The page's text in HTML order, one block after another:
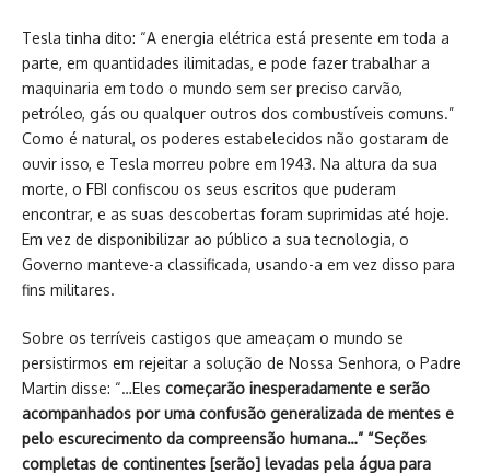
Tesla tinha dito: “A energia elétrica está presente em toda a
parte, em quantidades ilimitadas, e pode fazer trabalhar a
maquinaria em todo o mundo sem ser preciso carvão,
petróleo, gás ou qualquer outros dos combustíveis comuns.”
Como é natural, os poderes estabelecidos não gostaram de
ouvir isso, e Tesla morreu pobre em 1943. Na altura da sua
morte, o FBI confiscou os seus escritos que puderam
encontrar, e as suas descobertas foram suprimidas até hoje.
Em vez de disponibilizar ao público a sua tecnologia, o
Governo manteve-a classificada, usando-a em vez disso para
fins militares.
Sobre os terríveis castigos que ameaçam o mundo se
persistirmos em rejeitar a solução de Nossa Senhora, o Padre
Martin disse: “…Eles começarão inesperadamente e serão
acompanhados por uma confusão generalizada de mentes e
pelo escurecimento da compreensão humana…” “Seções
completas de continentes [serão] levadas pela água para